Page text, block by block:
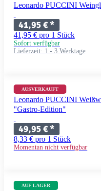
Leonardo PUCCINI
41,95 €*
41,95 € pro 1 Stück
Sofort verfügbar
Lieferzeit: 1 - 3 Werktage
AUSVERKAUFT
Leonardo PUCCINI
"Gastro-Edition"
49,95 €*
8,33 € pro 1 Stück
Momentan nicht verfügbar
AUF LAGER